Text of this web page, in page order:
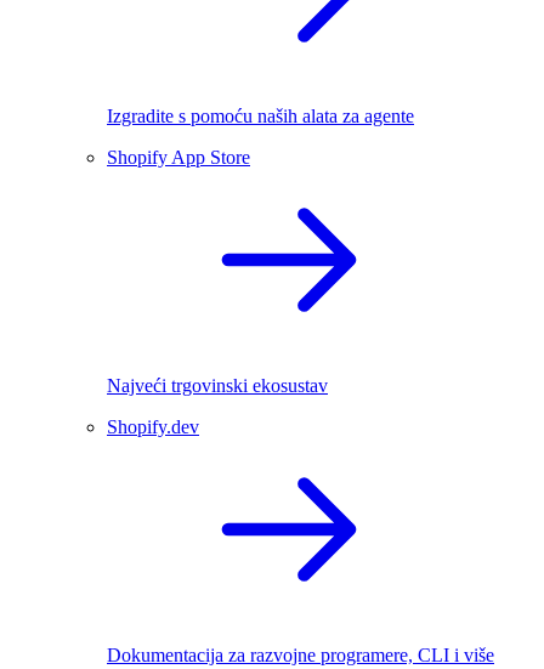
Izgradite s pomoću naših alata za agente
Shopify App Store
Najveći trgovinski ekosustav
Shopify.dev
Dokumentacija za razvojne programere, CLI i više